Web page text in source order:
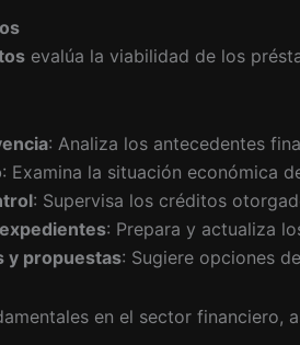
evalúa la viabilidad de los
: Analiza los antecedentes
: Examina la situación económica
: Supervisa los créditos
: Prepara y actualiza
y propuestas: Sugiere opciones
en el sector